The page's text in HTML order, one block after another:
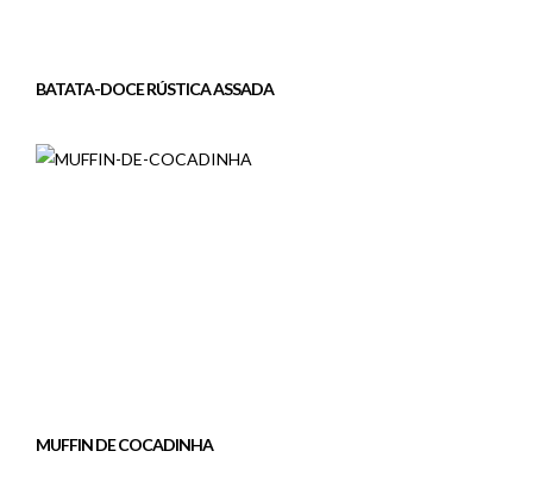
BATATA-DOCE RÚSTICA ASSADA
MUFFIN DE COCADINHA